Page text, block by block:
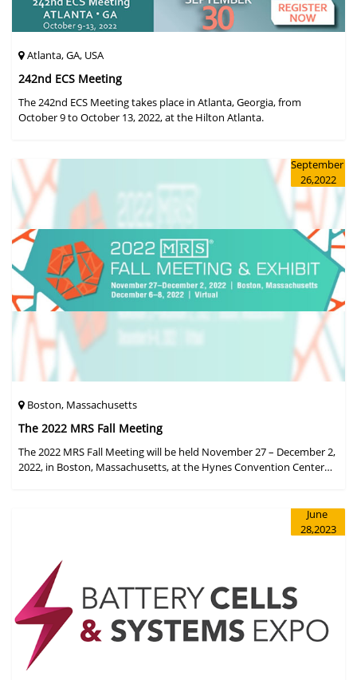
Atlanta, GA, USA
242nd ECS Meeting
The 242nd ECS Meeting takes place in Atlanta, Georgia, from
October 9 to October 13, 2022, at the Hilton Atlanta.
September
26,2022
Boston, Massachusetts
The 2022 MRS Fall Meeting
The 2022 MRS Fall Meeting will be held November 27 – December 2,
2022, in Boston, Massachusetts, at the Hynes Convention Center
June
28,2023